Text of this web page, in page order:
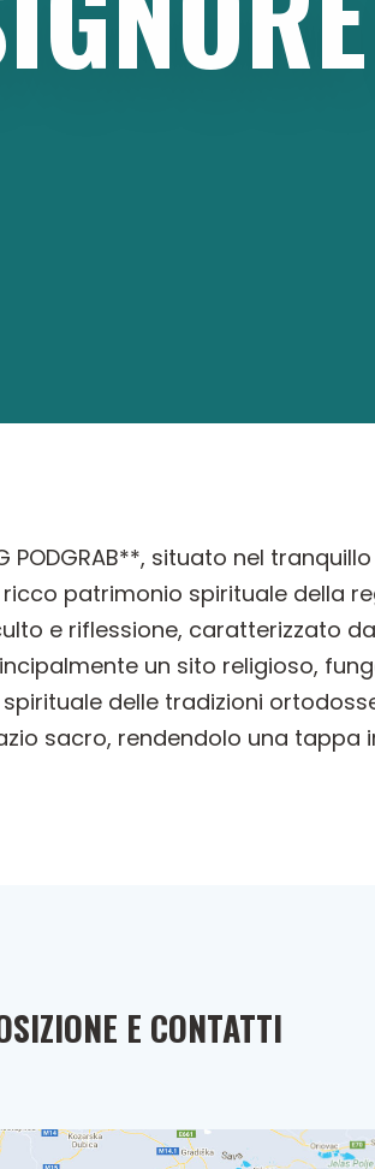
PODGRAB**, situato nel
patrimonio spirituale della
e riflessione, caratterizzato
un sito religioso,
delle tradizioni
sacro, rendendolo una
E CONTATTI